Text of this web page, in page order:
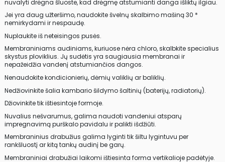
nuvalyti drėgna šluoste, kad drėgmę atstumianti danga išliktų ilgiau.
Jei yra daug užteršimo, naudokite švelnų skalbimo mašiną 30 *
nemirkydami ir nespaudę.
Nuplaukite iš neteisingos pusės.
Membraniniams audiniams, kuriuose nėra chloro, skalbkite specialius
skystus ploviklius. Jų sudėtis yra saugiausia membranai ir
nepažeidžia vandenį atstumiančios dangos.
Nenaudokite kondicionierių, dėmių valiklių ar baliklių.
Nedžiovinkite šalia kambario šildymo šaltinių (baterijų, radiatorių).
Džiovinkite tik ištiesintoje formoje.
Nuvalius nešvarumus, galima naudoti vandeniui atsparų
impregnavimą purškalo pavidalu ir palikti išdžiūti.
Membraninius drabužius galima lyginti tik šiltu lygintuvu per
rankšluostį ar kitą tankų audinį be garų.
Membraniniai drabužiai laikomi ištiesinta forma vertikalioje padėtyje.